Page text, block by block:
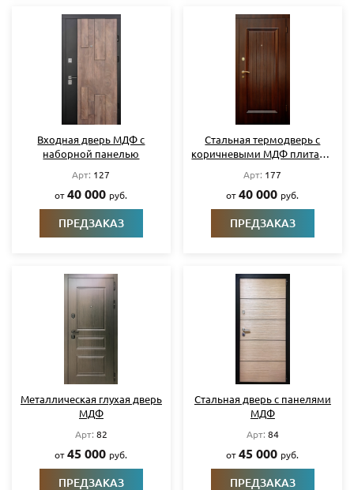
Входная дверь МДФ с
наборной панелью
Арт: 127
от40 000 руб.
ПРЕДЗАКАЗ
Стальная термодверь с
коричневыми МДФ плитами
Арт: 177
от40 000 руб.
ПРЕДЗАКАЗ
Металлическая глухая дверь
МДФ
Арт: 82
от45 000 руб.
ПРЕДЗАКАЗ
Стальная дверь с панелями
МДФ
Арт: 84
от45 000 руб.
ПРЕДЗАКАЗ